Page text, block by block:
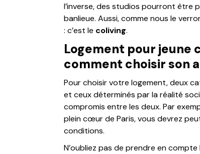
l’inverse, des studios pourront être
banlieue. Aussi, comme nous le
: c’est le coliving.
Logement pour jeune
comment choisir son
Pour choisir votre logement, deux
et ceux déterminés par la réalité
compromis entre les deux. Par
plein cœur de Paris, vous devrez
conditions.
N’oubliez pas de prendre en